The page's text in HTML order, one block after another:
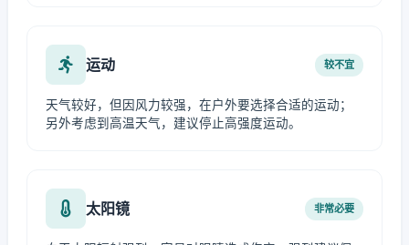
运动 较不宜
天气较好，但因风力较强，在户外要选择合适的运动；
另外考虑到高温天气，建议停止高强度运动。
太阳镜 非常必要